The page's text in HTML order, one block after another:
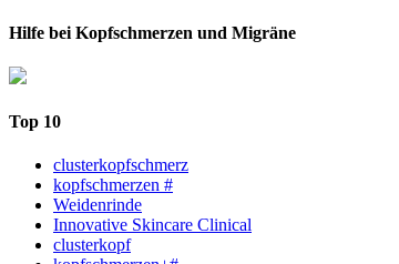
Hilfe bei Kopfschmerzen und Migräne
Top 10
clusterkopfschmerz
kopfschmerzen #
Weidenrinde
Innovative Skincare Clinical
clusterkopf